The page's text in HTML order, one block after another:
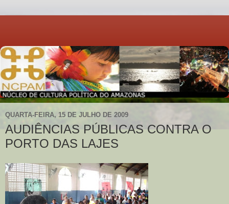
QUARTA-FEIRA, 15 DE JULHO DE 2009
AUDIÊNCIAS PÚBLICAS CONTRA O
PORTO DAS LAJES